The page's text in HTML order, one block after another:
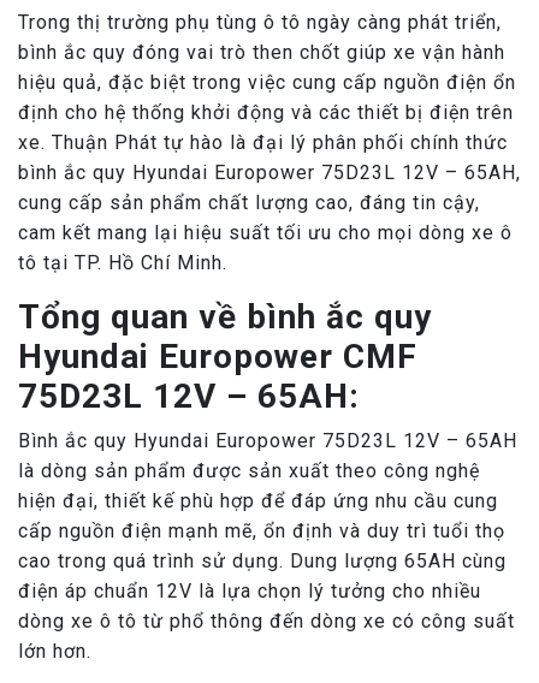
Trong thị trường phụ tùng ô tô ngày càng phát triển,
bình ắc quy đóng vai trò then chốt giúp xe vận hành
hiệu quả, đặc biệt trong việc cung cấp nguồn điện ổn
định cho hệ thống khởi động và các thiết bị điện trên
xe. Thuận Phát tự hào là đại lý phân phối chính thức
bình ắc quy Hyundai Europower 75D23L 12V – 65AH,
cung cấp sản phẩm chất lượng cao, đáng tin cậy,
cam kết mang lại hiệu suất tối ưu cho mọi dòng xe ô
tô tại TP. Hồ Chí Minh.
Tổng quan về bình ắc quy
Hyundai Europower CMF
75D23L 12V – 65AH:
Bình ắc quy Hyundai Europower 75D23L 12V – 65AH
là dòng sản phẩm được sản xuất theo công nghệ
hiện đại, thiết kế phù hợp để đáp ứng nhu cầu cung
cấp nguồn điện mạnh mẽ, ổn định và duy trì tuổi thọ
cao trong quá trình sử dụng. Dung lượng 65AH cùng
điện áp chuẩn 12V là lựa chọn lý tưởng cho nhiều
dòng xe ô tô từ phổ thông đến dòng xe có công suất
lớn hơn.